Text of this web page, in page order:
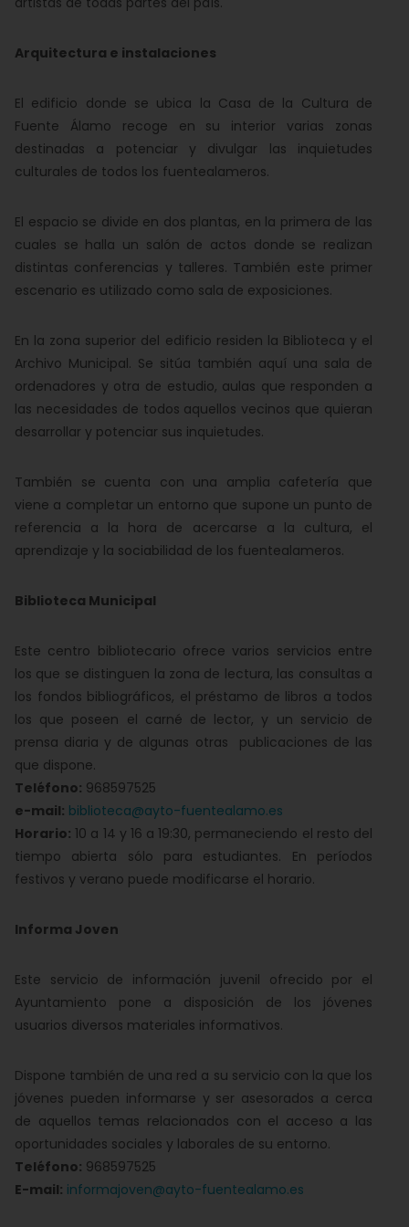
Arquitectura e instalaciones
El edificio donde se ubica la Casa de la Cultura de
Fuente Álamo recoge en su interior varias zonas
destinadas a potenciar y divulgar las inquietudes
culturales de todos los fuentealameros.
El espacio se divide en dos plantas, en la primera de las
cuales se halla un salón de actos donde se realizan
distintas conferencias y talleres. También este primer
escenario es utilizado como sala de exposiciones.
En la zona superior del edificio residen la Biblioteca y el
Archivo Municipal. Se sitúa también aquí una sala de
ordenadores y otra de estudio, aulas que responden a
las necesidades de todos aquellos vecinos que quieran
desarrollar y potenciar sus inquietudes.
También se cuenta con una amplia cafetería que
viene a completar un entorno que supone un punto de
referencia a la hora de acercarse a la cultura, el
aprendizaje y la sociabilidad de los fuentealameros.
Biblioteca Municipal
Este centro bibliotecario ofrece varios servicios entre
los que se distinguen la zona de lectura, las consultas a
los fondos bibliográficos, el préstamo de libros a todos
los que poseen el carné de lector, y un servicio de
prensa diaria y de algunas otras publicaciones de las
que dispone.
Teléfono: 968597525
e-mail: biblioteca@ayto-fuentealamo.es
Horario: 10 a 14 y 16 a 19:30, permaneciendo el resto del
tiempo abierta sólo para estudiantes. En períodos
festivos y verano puede modificarse el horario.
Informa Joven
Este servicio de información juvenil ofrecido por el
Ayuntamiento pone a disposición de los jóvenes
usuarios diversos materiales informativos.
Dispone también de una red a su servicio con la que los
jóvenes pueden informarse y ser asesorados a cerca
de aquellos temas relacionados con el acceso a las
oportunidades sociales y laborales de su entorno.
Teléfono: 968597525
E-mail: informajoven@ayto-fuentealamo.es